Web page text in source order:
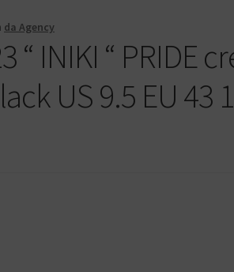
da Agency
“ INIKI “ PRIDE
US 9.5 EU 43